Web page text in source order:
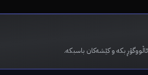
بکە و کێشەکان باسبکە.